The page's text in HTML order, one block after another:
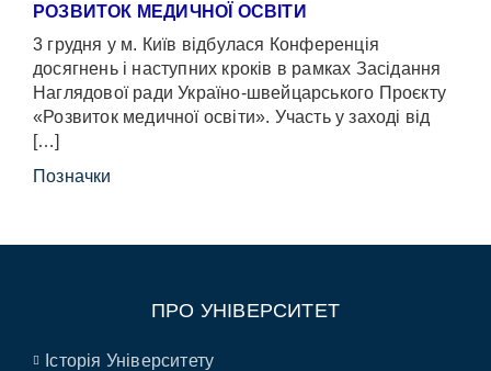
РОЗВИТОК МЕДИЧНОЇ ОСВІТИ
3 грудня у м. Київ відбулася Конференція
досягнень і наступних кроків в рамках Засідання
Наглядової ради Україно-швейцарського Проєкту
«Розвиток медичної освіти». Участь у заході від
[…]
Позначки
ПРО УНІВЕРСИТЕТ
Історія Університету